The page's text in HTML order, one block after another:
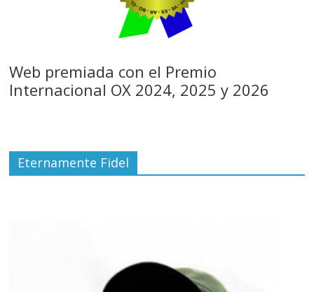
Web premiada con el Premio
Internacional OX 2024, 2025 y 2026
Eternamente Fidel